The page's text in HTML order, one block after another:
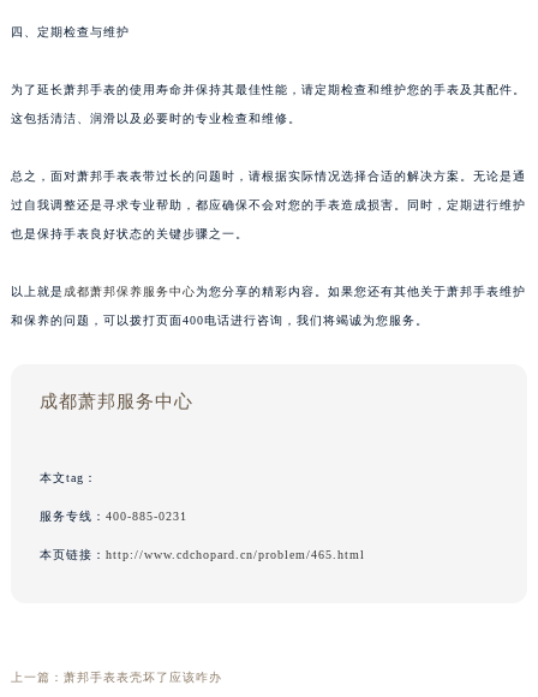
四、定期检查与维护
为了延长萧邦手表的使用寿命并保持其最佳性能，请定期检查和维护您的手表及其配件。
这包括清洁、润滑以及必要时的专业检查和维修。
总之，面对萧邦手表表带过长的问题时，请根据实际情况选择合适的解决方案。无论是通
过自我调整还是寻求专业帮助，都应确保不会对您的手表造成损害。同时，定期进行维护
也是保持手表良好状态的关键步骤之一。
以上就是 成都萧邦保养服务中心为您分享的精彩内容。如果您还有其他关于萧邦手表维护
和保养的问题，可以拨打页面400电话进行咨询，我们将竭诚为您服务。
成都萧邦服务中心
本文tag：
服务专线： 400-885-0231
本页链接： http://www.cdchopard.cn/problem/465.html
上一篇： 萧邦手表表壳坏了应该咋办